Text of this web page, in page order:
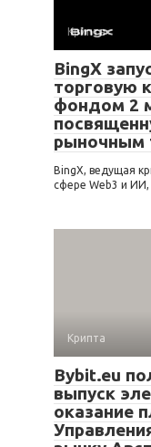
Крипта
BingX
торговую
фондом 2
рыночным
BingX, ведущая
сфере Web3 и ИИ,
Крипта
Bybit.eu
выпуск
оказание